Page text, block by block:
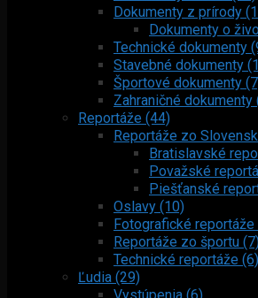
Dokumenty z prírody
Dokumenty o
Technické dokumenty
Stavebné dokumenty
Športové dokumenty
Zahraničné dokumenty
Reportáže (44)
Reportáže zo
Bratislavské
Považské
Piešťanské
Oslavy (10)
Fotografické reportáže
Reportáže zo športu (7)
Technické reportáže (6)
Ľudia (29)